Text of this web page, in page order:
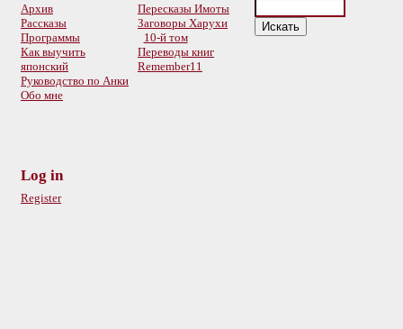
Архив
Рассказы
Программы
Как выучить
японский
Руководство по Анки
Обо мне
Пересказы Имоты
Заговоры Харухи
10-й том
Переводы книг
Remember11
Log in
Register